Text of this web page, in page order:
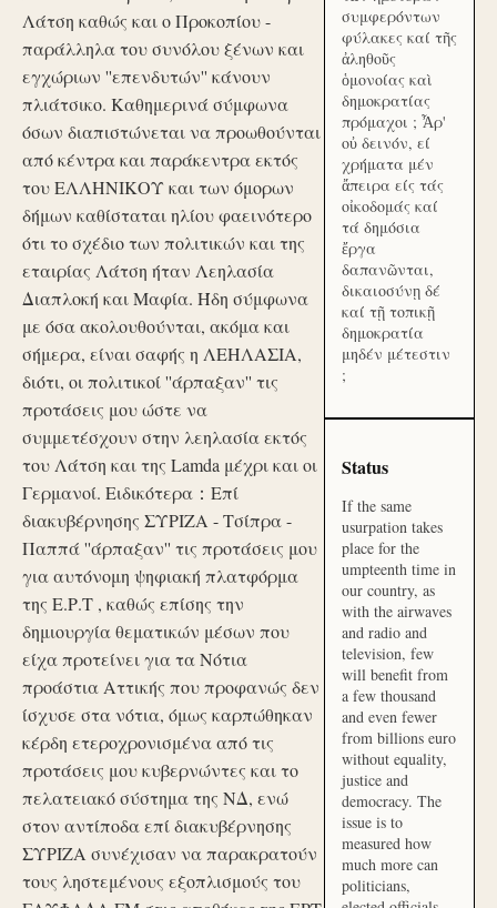
Λάτση καθώς και ο Προκοπίου -
παράλληλα του συνόλου ξένων και
εγχώριων ''επενδυτών'' κάνουν
πλιάτσικο. Καθημερινά σύμφωνα
όσων διαπιστώνεται να προωθούνται
από κέντρα και παράκεντρα εκτός
του ΕΛΛΗΝΙΚΟΥ και των όμορων
δήμων καθίσταται ηλίου φαεινότερο
ότι το σχέδιο των πολιτικών και της
εταιρίας Λάτση ήταν Λεηλασία
Διαπλοκή και Μαφία. Ήδη σύμφωνα
με όσα ακολουθούνται, ακόμα και
σήμερα, είναι σαφής η ΛΕΗΛΑΣΙΑ,
διότι, οι πολιτικοί ''άρπαξαν'' τις
προτάσεις μου ώστε να
συμμετέσχουν στην λεηλασία εκτός
του Λάτση και της Lamda μέχρι και οι
Γερμανοί. Ειδικότερα：Επί
διακυβέρνησης ΣΥΡΙΖΑ - Τσίπρα -
Παππά ''άρπαξαν'' τις προτάσεις μου
για αυτόνομη ψηφιακή πλατφόρμα
της Ε.Ρ.Τ , καθώς επίσης την
δημιουργία θεματικών μέσων που
είχα προτείνει για τα Νότια
προάστια Αττικής που προφανώς δεν
ίσχυσε στα νότια, όμως καρπώθηκαν
κέρδη ετεροχρονισμένα από τις
προτάσεις μου κυβερνώντες και το
πελατειακό σύστημα της ΝΔ, ενώ
στον αντίποδα επί διακυβέρνησης
ΣΥΡΙΖΑ συνέχισαν να παρακρατούν
τους ληστεμένους εξοπλισμούς του
συμφερόντων
φύλακες καί τῆς
ἀληθοῦς
ὁμονοίας καὶ
δημοκρατίας
πρόμαχοι ; Ἆρ'
οὐ δεινόν, εί
χρήματα μέν
ἄπειρα είς τάς
οἰκοδομάς καί
τά δημόσια
ἔργα
δαπανῶνται,
δικαιοσύνῃ δέ
καί τῇ τοπικῇ
δημοκρατία
μηδέν μέτεστιν
;
Status
If the same
usurpation takes
place for the
umpteenth time in
our country, as
with the airwaves
and radio and
television, few
will benefit from
a few thousand
and even fewer
from billions euro
without equality,
justice and
democracy. The
issue is to
measured how
much more can
politicians,